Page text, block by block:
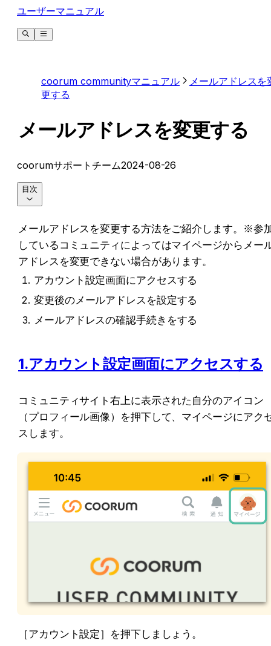
ユーザーマニュアル
coorum communityマニュアル
メールアドレスを
更する
メールアドレスを変更する
coorumサポートチーム2024-08-26
メールアドレスを変更する方法をご紹介します。
※参
しているコミュニティによってはマイページからメー
アドレスを変更できない場合があります。
アカウント設定画面にアクセスする
変更後のメールアドレスを設定する
メールアドレスの確認手続きをする
1.アカウント設定画面にアクセスする
コミュニティサイト右上に表示された自分のアイコン
（プロフィール画像）を押下して、マイページにアク
スします。
［アカウント設定］を押下しましょう。
目次